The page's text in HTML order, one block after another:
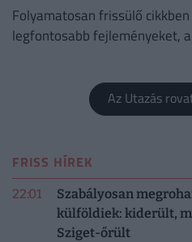
Folyamatosan frissülő
legfontosabb fejleményeket,
Az Utazás
FRISS HÍREK
22:01
Szabályosan
külföldiek: kiderült,
Sziget-őrült